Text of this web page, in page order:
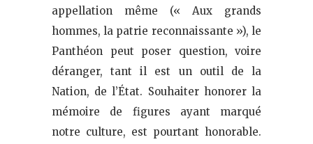
appellation même (« Aux grands
hommes, la patrie reconnaissante »), le
Panthéon peut poser question, voire
déranger, tant il est un outil de la
Nation, de l’État. Souhaiter honorer la
mémoire de figures ayant marqué
notre culture, est pourtant honorable.